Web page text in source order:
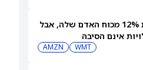
אטסי מקצצת 12% מכוח האדם שלה, אבל
WMT
AMZN